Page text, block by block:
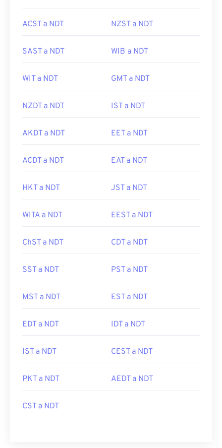
ACST a NDT NZST a NDT
SAST a NDT WIB a NDT
WIT a NDT GMT a NDT
NZDT a NDT IST a NDT
AKDT a NDT EET a NDT
ACDT a NDT EAT a NDT
HKT a NDT JST a NDT
WITA a NDT EEST a NDT
ChST a NDT CDT a NDT
SST a NDT PST a NDT
MST a NDT EST a NDT
EDT a NDT IDT a NDT
IST a NDT CEST a NDT
PKT a NDT AEDT a NDT
CST a NDT